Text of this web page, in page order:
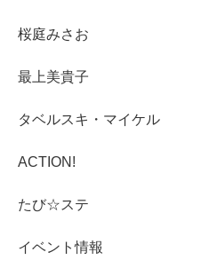
桜庭みさお
最上美貴子
タベルスキ・マイケル
ACTION!
たび☆ステ
イベント情報